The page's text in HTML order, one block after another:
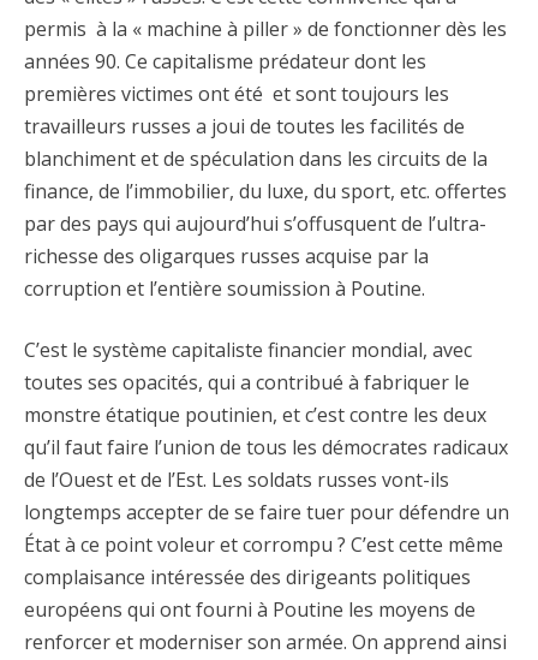
permis à la « machine à piller » de fonctionner dès les
années 90. Ce capitalisme prédateur dont les
premières victimes ont été et sont toujours les
travailleurs russes a joui de toutes les facilités de
blanchiment et de spéculation dans les circuits de la
finance, de l’immobilier, du luxe, du sport, etc. offertes
par des pays qui aujourd’hui s’offusquent de l’ultra-
richesse des oligarques russes acquise par la
corruption et l’entière soumission à Poutine.
C’est le système capitaliste financier mondial, avec
toutes ses opacités, qui a contribué à fabriquer le
monstre étatique poutinien, et c’est contre les deux
qu’il faut faire l’union de tous les démocrates radicaux
de l’Ouest et de l’Est. Les soldats russes vont-ils
longtemps accepter de se faire tuer pour défendre un
État à ce point voleur et corrompu ? C’est cette même
complaisance intéressée des dirigeants politiques
européens qui ont fourni à Poutine les moyens de
renforcer et moderniser son armée. On apprend ainsi